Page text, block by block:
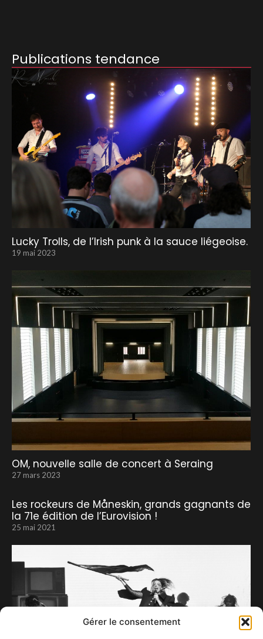
Gérer le consentement
Publications tendance
Lucky Trolls, de l’Irish punk à la sauce liégeoise.
19 mai 2023
OM, nouvelle salle de concert à Seraing
27 mars 2023
Les rockeurs de Måneskin, grands gagnants de
la 71e édition de l’Eurovision !
25 mai 2021